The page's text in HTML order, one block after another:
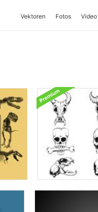
Vektoren Fotos Video